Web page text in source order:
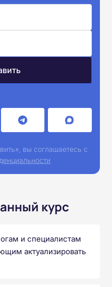
вы соглашаетесь с
курс
и специалистам
актуализировать